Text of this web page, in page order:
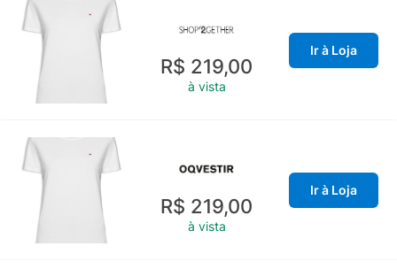
R$ 219,00
à vista
Ir à Loja
R$ 219,00
à vista
Ir à Loja